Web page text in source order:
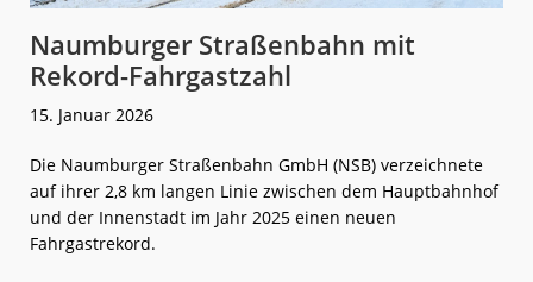
Naumburger Straßenbahn mit
Rekord-Fahrgastzahl
15. Januar 2026
Die Naumburger Straßenbahn GmbH (NSB) verzeichnete
auf ihrer 2,8 km langen Linie zwischen dem Hauptbahnhof
und der Innenstadt im Jahr 2025 einen neuen
Fahrgastrekord.